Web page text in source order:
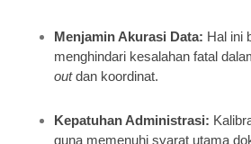
Menjamin Akurasi Data: Hal ini
menghindari kesalahan fatal
outdan koordinat.
Kepatuhan Administrasi:
guna memenuhi syarat utama